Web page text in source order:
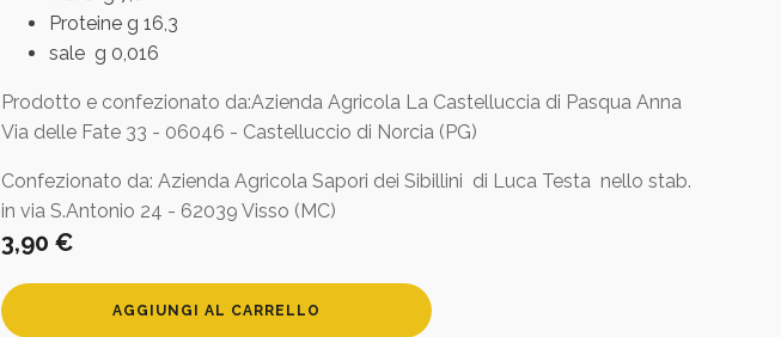
Proteine g 16,3
sale g 0,016
Prodotto e confezionato da:Azienda Agricola La Castelluccia di Pasqua Anna
Via delle Fate 33 - 06046 - Castelluccio di Norcia (PG)
Confezionato da: Azienda Agricola Sapori dei Sibillini di Luca Testa nello stab.
in via S.Antonio 24 - 62039 Visso (MC)
3,90 €
Zuppa
di
AGGIUNGI AL CARRELLO